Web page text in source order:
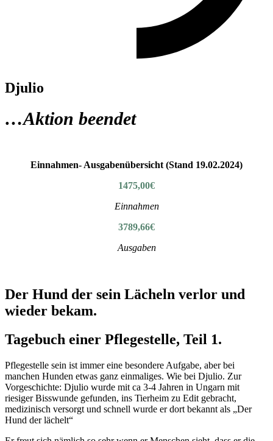
Djulio
…Aktion beendet
Einnahmen- Ausgabenübersicht (Stand 19.02.2024)
1475,00€
Einnahmen
3789,66€
Ausgaben
Der Hund der sein Lächeln verlor und
wieder bekam.
Tagebuch einer Pflegestelle, Teil 1.
Pflegestelle sein ist immer eine besondere Aufgabe, aber bei
manchen Hunden etwas ganz einmaliges. Wie bei Djulio. Zur
Vorgeschichte: Djulio wurde mit ca 3-4 Jahren in Ungarn mit
riesiger Bisswunde gefunden, ins Tierheim zu Edit gebracht,
medizinisch versorgt und schnell wurde er dort bekannt als „Der
Hund der lächelt“